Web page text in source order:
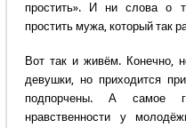
простить». И ни слова о
простить мужа, который так
Вот так и живём. Конечно,
девушки, но приходится
подпорчены. А самое
нравственности у